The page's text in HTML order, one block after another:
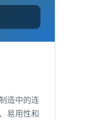
造中的连
易用性和